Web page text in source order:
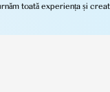
toată experiența și